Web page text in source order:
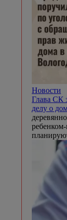
Новости
Глава СК
делу о